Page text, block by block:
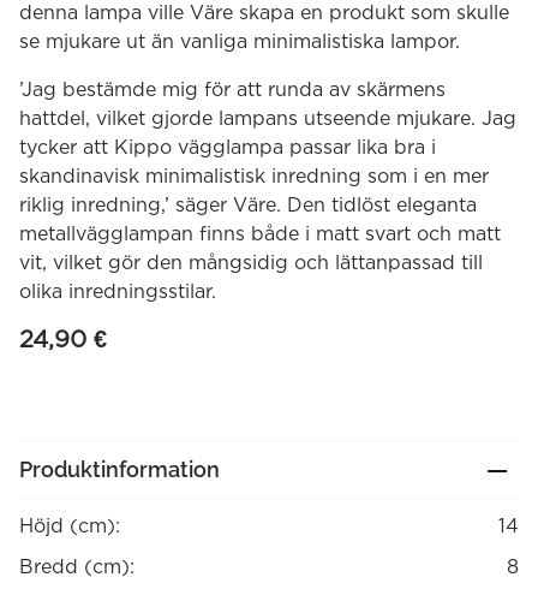
denna lampa ville Väre skapa en produkt som skulle
se mjukare ut än vanliga minimalistiska lampor.
’Jag bestämde mig för att runda av skärmens
hattdel, vilket gjorde lampans utseende mjukare. Jag
tycker att Kippo vägglampa passar lika bra i
skandinavisk minimalistisk inredning som i en mer
riklig inredning,’ säger Väre. Den tidlöst eleganta
metallvägglampan finns både i matt svart och matt
vit, vilket gör den mångsidig och lättanpassad till
olika inredningsstilar.
24,90 €
Produktinformation
Höjd (cm):
14
Bredd (cm):
8